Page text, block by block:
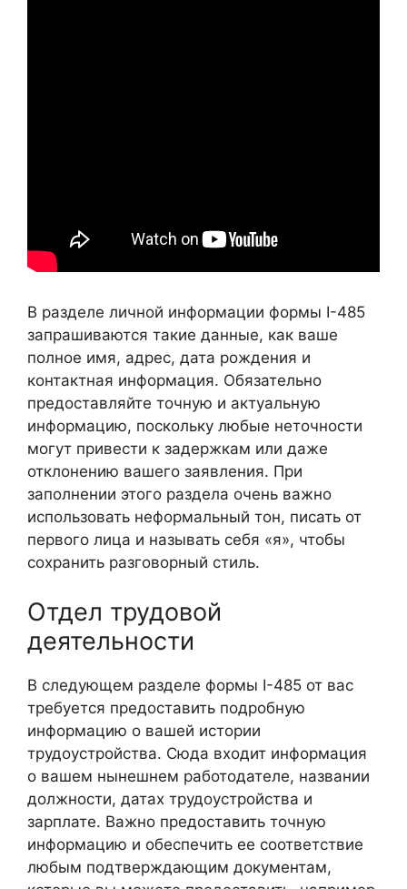
В разделе личной информации формы I-485
запрашиваются такие данные, как ваше
полное имя, адрес, дата рождения и
контактная информация. Обязательно
предоставляйте точную и актуальную
информацию, поскольку любые неточности
могут привести к задержкам или даже
отклонению вашего заявления. При
заполнении этого раздела очень важно
использовать неформальный тон, писать от
первого лица и называть себя «я», чтобы
сохранить разговорный стиль.
Отдел трудовой
деятельности
В следующем разделе формы I-485 от вас
требуется предоставить подробную
информацию о вашей истории
трудоустройства. Сюда входит информация
о вашем нынешнем работодателе, названии
должности, датах трудоустройства и
зарплате. Важно предоставить точную
информацию и обеспечить ее соответствие
любым подтверждающим документам,